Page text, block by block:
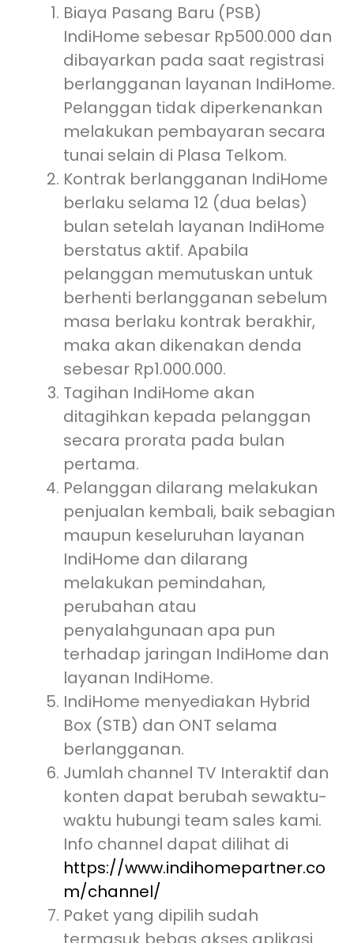
Biaya Pasang Baru (PSB)
IndiHome sebesar Rp500.000 dan
dibayarkan pada saat registrasi
berlangganan layanan IndiHome.
Pelanggan tidak diperkenankan
melakukan pembayaran secara
tunai selain di Plasa Telkom.
Kontrak berlangganan IndiHome
berlaku selama 12 (dua belas)
bulan setelah layanan IndiHome
berstatus aktif. Apabila
pelanggan memutuskan untuk
berhenti berlangganan sebelum
masa berlaku kontrak berakhir,
maka akan dikenakan denda
sebesar Rp1.000.000.
Tagihan IndiHome akan
ditagihkan kepada pelanggan
secara prorata pada bulan
pertama.
Pelanggan dilarang melakukan
penjualan kembali, baik sebagian
maupun keseluruhan layanan
IndiHome dan dilarang
melakukan pemindahan,
perubahan atau
penyalahgunaan apa pun
terhadap jaringan IndiHome dan
layanan IndiHome.
IndiHome menyediakan Hybrid
Box (STB) dan ONT selama
berlangganan.
Jumlah channel TV Interaktif dan
konten dapat berubah sewaktu-
waktu hubungi team sales kami.
Info channel dapat dilihat di
https://www.indihomepartner.co
m/channel/
Paket yang dipilih sudah